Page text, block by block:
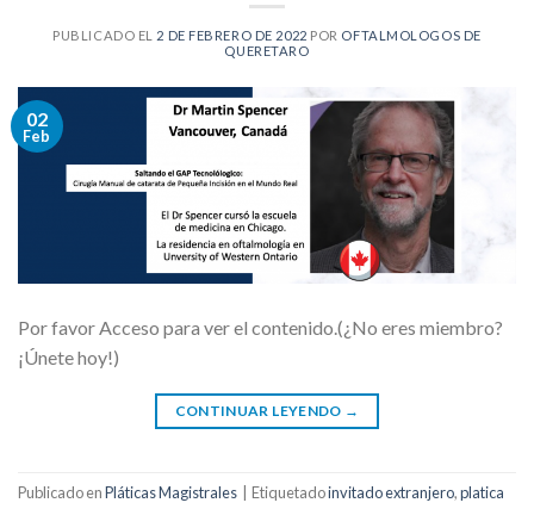
PUBLICADO EL 2 DE FEBRERO DE 2022 POR OFTALMOLOGOS DE
QUERETARO
02
Feb
Por favor Acceso para ver el contenido.(¿No eres miembro?
¡Únete hoy!)
CONTINUAR LEYENDO →
Publicado enPláticas Magistrales Etiquetadoinvitado extranjero,platica